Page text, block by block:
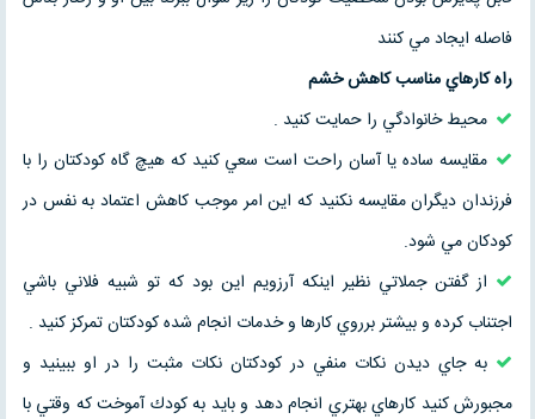
فاصله ايجاد مي كنند
راه كارهاي مناسب كاهش خشم
محيط خانوادگي را حمايت كنيد .
مقايسه ساده يا آسان راحت است سعي كنيد كه هيچ گاه كودكتان را با
فرزندان ديگران مقايسه نكنيد كه اين امر موجب كاهش اعتماد به نفس در
كودكان مي شود.
از گفتن جملاتي نظير اينكه آرزويم اين بود كه تو شبيه فلاني باشي
اجتناب كرده و بيشتر برروي كارها و خدمات انجام شده كودكتان تمركز كنيد .
به جاي ديدن نكات منفي در كودكتان نكات مثبت را در او ببينيد و
مجبورش كنيد كارهاي بهتري انجام دهد و بايد به كودك آموخت كه وقتي با